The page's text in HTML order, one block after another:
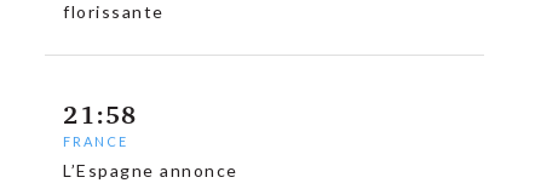
florissante
21:58
FRANCE
L’Espagne annonce